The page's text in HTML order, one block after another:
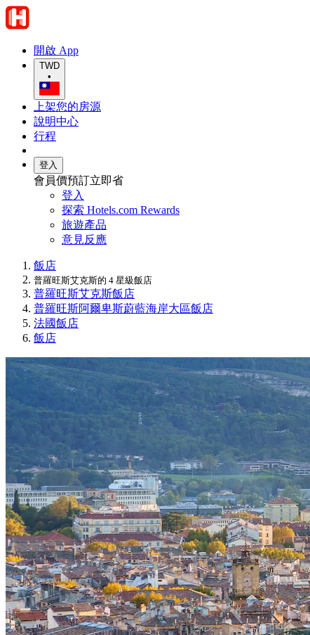
開啟 App
TWD
•
上架您的房源
說明中心
行程
登入
會員價預訂立即省
登入
探索 Hotels.com Rewards
旅遊產品
意見反應
飯店
普羅旺斯艾克斯的 4 星級飯店
普羅旺斯艾克斯飯店
普羅旺斯阿爾卑斯蔚藍海岸大區飯店
法國飯店
飯店